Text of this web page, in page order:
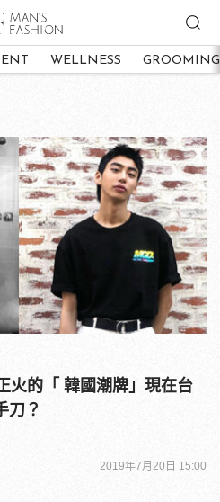
WELLNESS GROOMING
火的「 韓國潮牌」現在台
刀？
2019年7月20日 15:00